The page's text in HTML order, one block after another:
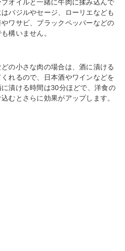
オイルと一緒に牛肉に揉み込んで
バジルやセージ、ローリエなども
ワサビ、ブラックペッパーなどの
構いません。
の小さな肉の場合は、酒に漬ける
れるので、日本酒やワインなどを
漬ける時間は30分ほどで、洋食の
むとさらに効果がアップします。